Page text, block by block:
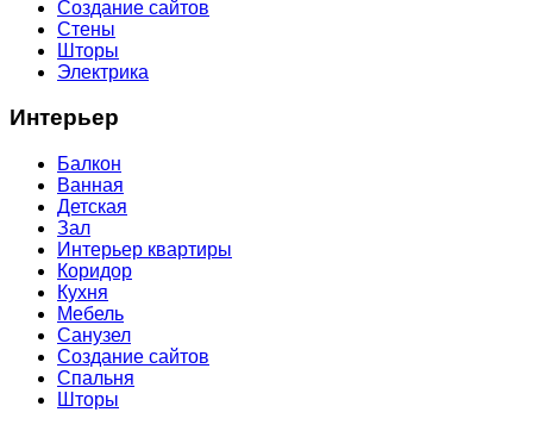
Создание сайтов
Стены
Шторы
Электрика
Интерьер
Балкон
Ванная
Детская
Зал
Интерьер квартиры
Коридор
Кухня
Мебель
Санузел
Создание сайтов
Спальня
Шторы